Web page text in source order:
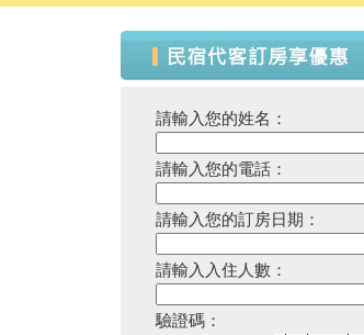
請輸入您的姓名：
請輸入您的電話：
請輸入您的訂房日期：
請輸入入住人數：
驗證碼：